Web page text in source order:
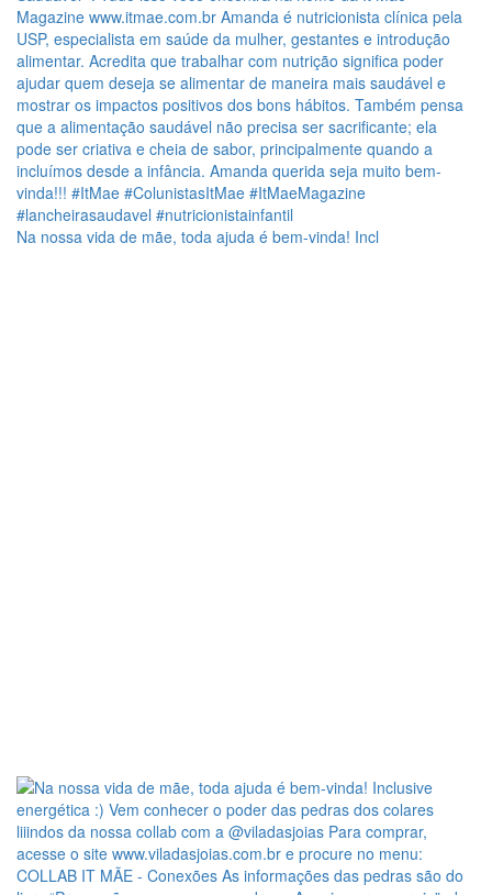
Na nossa vida de mãe, toda ajuda é bem-vinda! Incl